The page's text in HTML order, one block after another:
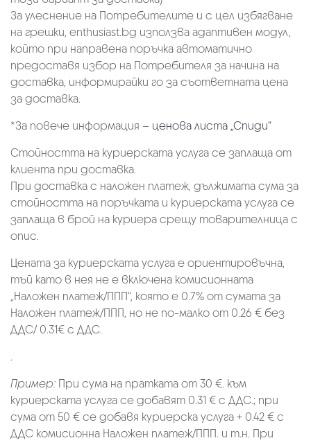
За улеснение на Потребителите и с цел избягване
на грешки, enthusiast.bg използва адаптивен модул,
който при направена поръчка автоматично
предоставя избор на Потребителя за начина на
доставка, информирайки го за съответната цена
за доставка.
*За повече информация – ценова листа „Спиди“
Стойността на куриерската услуга се заплаща от
клиента при доставка.
При доставка с наложен платеж, дължимата сума за
стойността на поръчката и куриерската услуга се
заплаща в брой на куриера срещу товарителница с
опис.
Цената за куриерската услуга е ориентировъчна,
тъй като в нея не е включена комисионната
„Наложен платеж/ППП“, която е 0.7% от сумата за
Наложен платеж/ППП, но не по-малко от 0.26 € без
ДДС/ 0.31€ с ДДС.
.
Пример: При сума на пратката от 30 €. към
куриерската услуга се добавят 0.31 € с ДДС.; при
сума от 50 € се добавя куриерска услуга + 0.42 € с
ДДС комисионна Наложен платеж/ППП. и т.н. При